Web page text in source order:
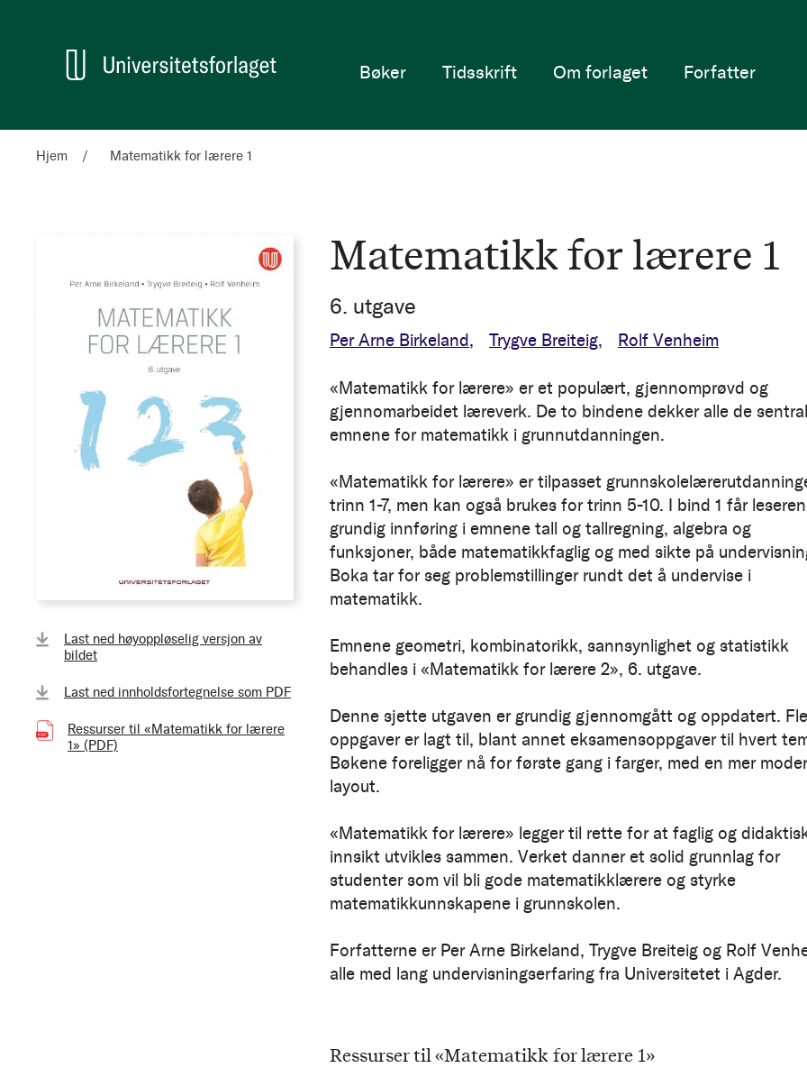
Hjem
Bøker Tidsskrift Om forlaget Forfatter
Hjem Matematikk for lærere 1
Last ned høyoppløselig versjon av
bildet
Last ned innholdsfortegnelse som PDF
Ressurser til «Matematikk for lærere
1» (PDF)
Matematikk for lærere 1
6. utgave
Per Arne Birkeland Trygve Breiteig Rolf Venheim
Ressurser til «Matematikk for lærere 1»
«Matematikk for lærere» er et populært, gjennomprøvd og
gjennomarbeidet læreverk. De to bindene dekker alle de
emnene for matematikk i grunnutdanningen.
«Matematikk for lærere» er tilpasset
trinn 1-7, men kan også brukes for trinn 5-10. I bind 1 får
grundig innføring i emnene tall og tallregning, algebra og
funksjoner, både matematikkfaglig og med sikte på
Boka tar for seg problemstillinger rundt det å undervise i
matematikk.
Emnene geometri, kombinatorikk, sannsynlighet og statistikk
behandles i «Matematikk for lærere 2», 6. utgave.
Denne sjette utgaven er grundig gjennomgått og oppdatert.
oppgaver er lagt til, blant annet eksamensoppgaver til hvert
Bøkene foreligger nå for første gang i farger, med en mer
layout.
«Matematikk for lærere» legger til rette for at faglig og
innsikt utvikles sammen. Verket danner et solid grunnlag for
studenter som vil bli gode matematikklærere og styrke
matematikkunnskapene i grunnskolen.
Forfatterne er Per Arne Birkeland, Trygve Breiteig og Rolf
alle med lang undervisningserfaring fra Universitetet i Agder.